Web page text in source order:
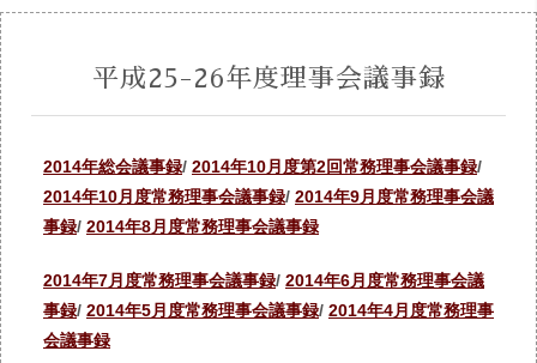
平成25-26年度理事会議事録
2014年総会議事録/ 2014年10月度第2回常務理事会議事録/
2014年10月度常務理事会議事録/ 2014年9月度常務理事会議
事録/ 2014年8月度常務理事会議事録
2014年7月度常務理事会議事録/ 2014年6月度常務理事会議
事録/ 2014年5月度常務理事会議事録/ 2014年4月度常務理事
会議事録